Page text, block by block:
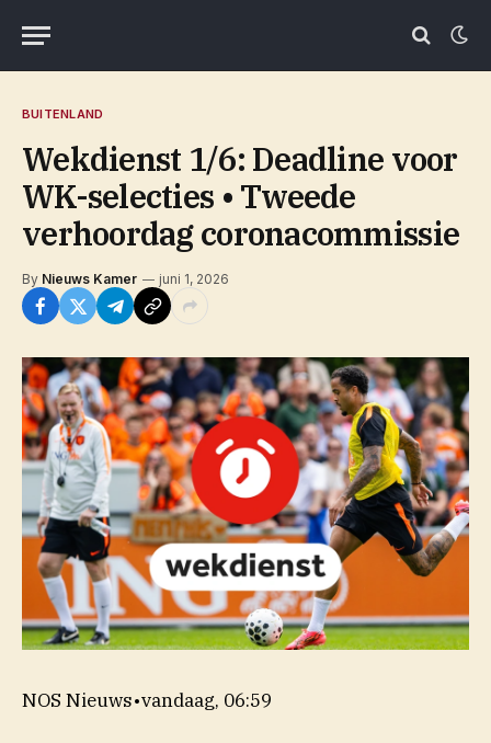
BUITENLAND
Wekdienst 1/6: Deadline voor
WK-selecties • Tweede
verhoordag coronacommissie
By Nieuws Kamer juni 1, 2026
NOS Nieuws•vandaag, 06:59